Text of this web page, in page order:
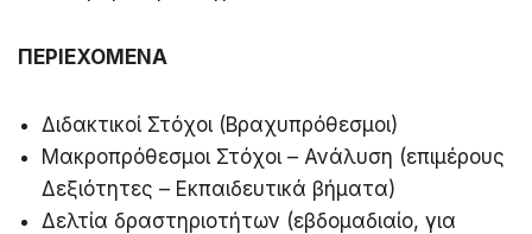
ΠΕΡΙΕΧΟΜΕΝΑ
Διδακτικοί Στόχοι (Βραχυπρόθεσμοι)
Μακροπρόθεσμοι Στόχοι – Ανάλυση (επιμέρους
Δεξιότητες – Εκπαιδευτικά βήματα)
Δελτία δραστηριοτήτων (εβδομαδιαίο, για